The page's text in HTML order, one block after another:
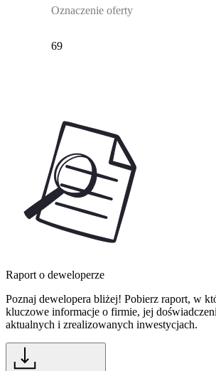
Oznaczenie oferty
69
Raport o deweloperze
Poznaj dewelopera bliżej! Pobierz raport, w
kluczowe informacje o firmie, jej
aktualnych i zrealizowanych inwestycjach.